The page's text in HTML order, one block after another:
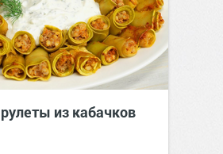
из кабачков